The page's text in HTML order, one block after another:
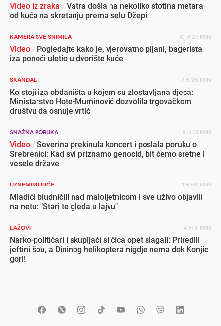
Video iz zraka / Vatra došla na nekoliko stotina metara
od kuća na skretanju prema selu Džepi
KAMERA SVE SNIMILA 10 H 27 MIN
Video / Pogledajte kako je, vjerovatno pijani, bagerista
iza ponoći uletio u dvorište kuće
SKANDAL 7 H 28 MIN
Ko stoji iza obdaništa u kojem su zlostavljana djeca:
Ministarstvo Hote-Muminović dozvolila trgovačkom
društvu da osnuje vrtić
SNAŽNA PORUKA 6 H 13 MIN
Video / Severina prekinula koncert i poslala poruku o
Srebrenici: Kad svi priznamo genocid, bit ćemo sretne i
vesele države
UZNEMIRUJUĆE 1 H 56 MIN
Mladići bludničili nad maloljetnicom i sve uživo objavili
na netu: "Stari te gleda u lajvu"
LAŽOVI 4 H 8 MIN
Narko-političari i skupljači sličica opet slagali: Priredili
jeftini šou, a Dininog helikoptera nigdje nema dok Konjic
gori!